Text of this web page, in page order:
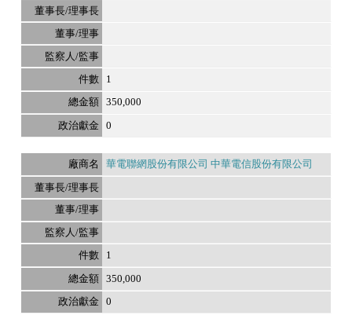
1
350,000
0
華電聯網股份有限公司 中華電信股份有限公司
1
350,000
0